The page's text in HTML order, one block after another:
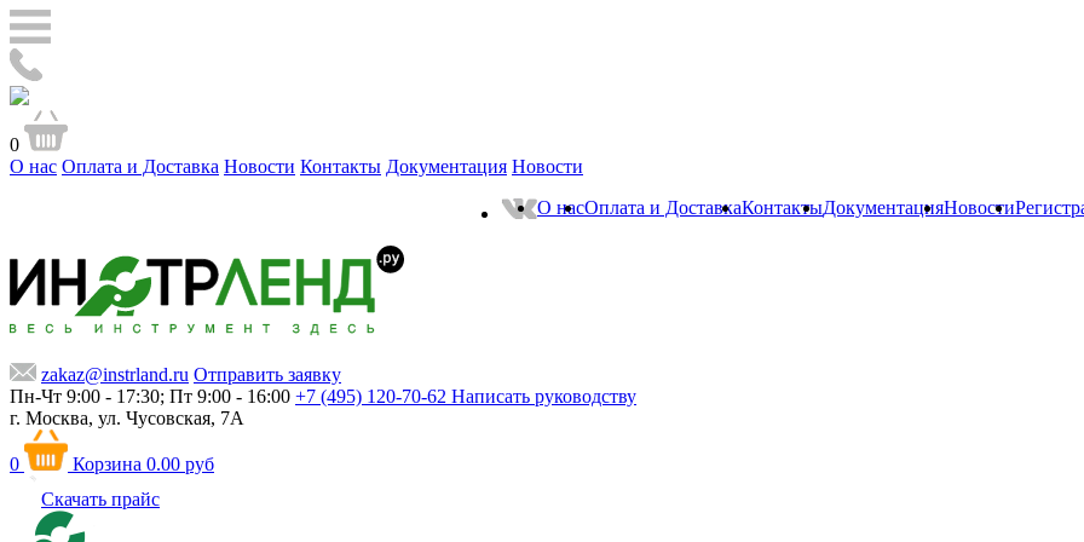
0
О нас Оплата и Доставка Новости Контакты Документация Новости
О насОплата и ДоставкаКонтактыДокументацияНовости
zakaz@instrland.ru Отправить заявку
Пн-Чт 9:00 - 17:30; Пт 9:00 - 16:00 +7 (495) 120-70-62 Написать руководству
г. Москва, ул. Чусовская, 7А
0 Корзина 0.00 руб
Скачать прайс